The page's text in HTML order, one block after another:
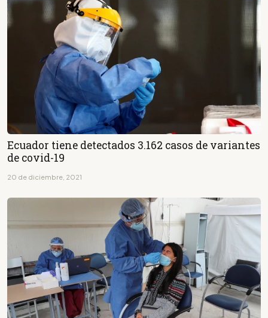
Ecuador tiene detectados 3.162 casos de variantes
de covid-19
20 de diciembre, 2021